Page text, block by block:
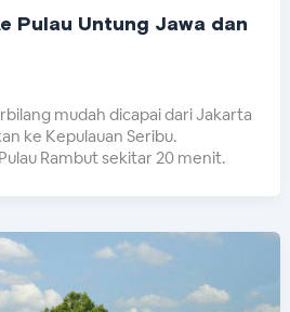
Pulau Untung Jawa dan
mudah dicapai dari Jakarta
ke Kepulauan Seribu.
Rambut sekitar 20 menit.